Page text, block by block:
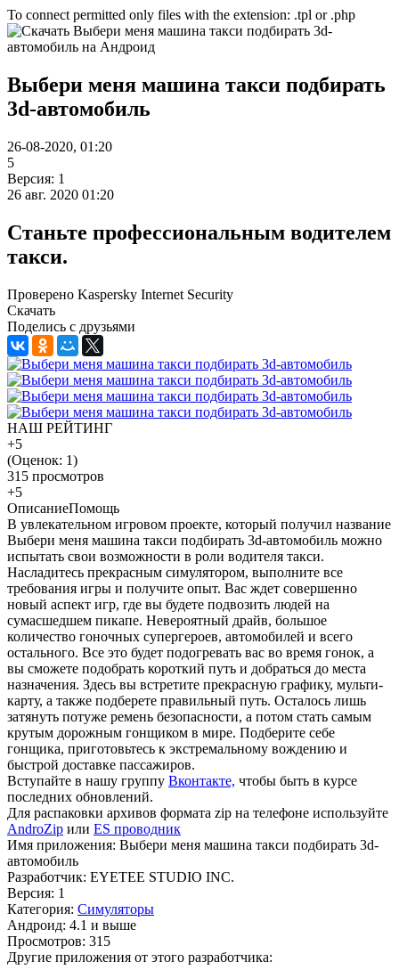
To connect permitted only files with the extension: .tpl or .php
Выбери меня машина такси подбирать
3d-автомобиль
26-08-2020, 01:20
5
Версия: 1
26 авг. 2020 01:20
Станьте профессиональным водителем
такси.
Проверено Kaspersky Internet Security
Скачать
Поделись с друзьями
НАШ РЕЙТИНГ
+5
(Оценок: 1)
315 просмотров
+5
ОписаниеПомощь
В увлекательном игровом проекте, который получил название
Выбери меня машина такси подбирать 3d-автомобиль можно
испытать свои возможности в роли водителя такси.
Насладитесь прекрасным симулятором, выполните все
требования игры и получите опыт. Вас ждет совершенно
новый аспект игр, где вы будете подвозить людей на
сумасшедшем пикапе. Невероятный драйв, большое
количество гоночных супергероев, автомобилей и всего
остального. Все это будет подогревать вас во время гонок, а
вы сможете подобрать короткий путь и добраться до места
назначения. Здесь вы встретите прекрасную графику, мульти-
карту, а также подберете правильный путь. Осталось лишь
затянуть потуже ремень безопасности, а потом стать самым
крутым дорожным гонщиком в мире. Подберите себе
гонщика, приготовьтесь к экстремальному вождению и
быстрой доставке пассажиров.
Вступайте в нашу группу Вконтакте, чтобы быть в курсе
последних обновлений.
Для распаковки архивов формата zip на телефоне используйте
AndroZip или ES проводник
Имя приложения: Выбери меня машина такси подбирать 3d-
автомобиль
Разработчик: EYETEE STUDIO INC.
Версия: 1
Категория: Симуляторы
Андроид: 4.1 и выше
Просмотров: 315
Другие приложения от этого разработчика: